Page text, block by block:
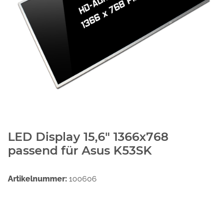
LED Display 15,6" 1366x768
passend für Asus K53SK
Artikelnummer: 100606